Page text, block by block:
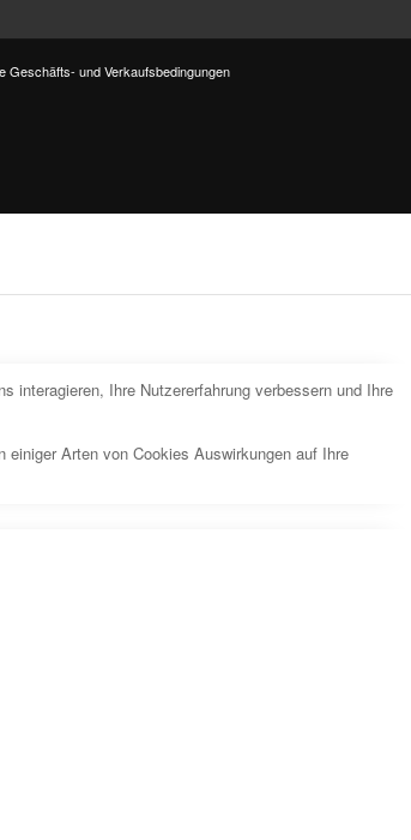
Geschäfts- und Verkaufsbedingungen
interagieren, Ihre Nutzererfahrung verbessern und Ihre
Arten von Cookies Auswirkungen auf Ihre